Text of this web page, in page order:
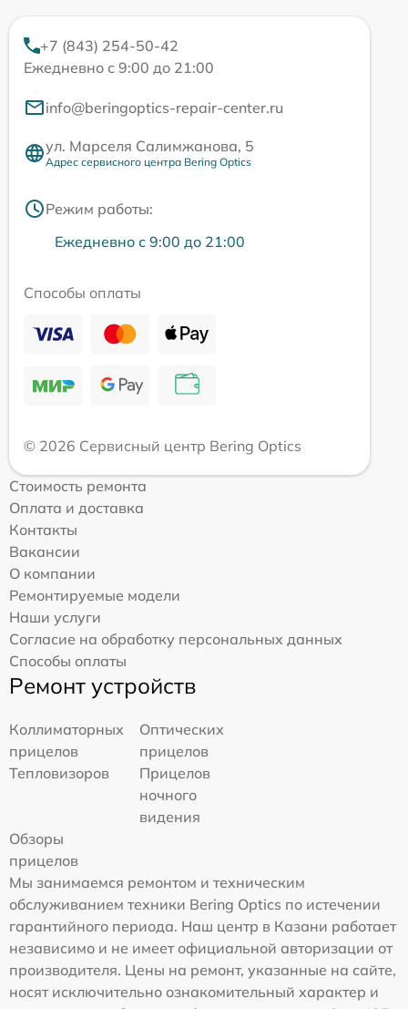
+7 (843) 254-50-42
Ежедневно с 9:00 до 21:00
info@beringoptics-repair-center.ru
ул. Марселя Салимжанова, 5
Адрес сервисного центра Bering Optics
Режим работы:
Ежедневно с 9:00 до 21:00
Способы оплаты
© 2026 Сервисный центр Bering Optics
Стоимость ремонта
Оплата и доставка
Контакты
Вакансии
О компании
Ремонтируемые модели
Наши услуги
Согласие на обработку персональных данных
Способы оплаты
Ремонт устройств
Коллиматорных
прицелов
Оптических
прицелов
Тепловизоров
Прицелов
ночного
видения
Обзоры
прицелов
Мы занимаемся ремонтом и техническим
обслуживанием техники Bering Optics по истечении
гарантийного периода. Наш центр в Казани работает
независимо и не имеет официальной авторизации от
производителя. Цены на ремонт, указанные на сайте,
носят исключительно ознакомительный характер и